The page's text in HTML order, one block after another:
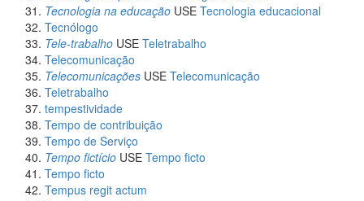
Tecnologia na educação USE Tecnologia educacional
Tecnólogo
Tele-trabalho USE Teletrabalho
Telecomunicação
Telecomunicações USE Telecomunicação
Teletrabalho
tempestividade
Tempo de contribuição
Tempo de Serviço
Tempo fictício USE Tempo ficto
Tempo ficto
Tempus regit actum